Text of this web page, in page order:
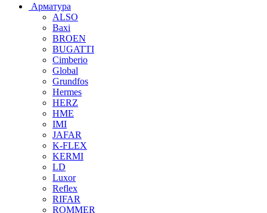
Арматура
ALSO
Baxi
BROEN
BUGATTI
Cimberio
Global
Grundfos
Hermes
HERZ
HME
IMI
JAFAR
K-FLEX
KERMI
LD
Luxor
Reflex
RIFAR
ROMMER